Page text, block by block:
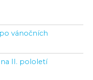
vánočních
II. pololetí